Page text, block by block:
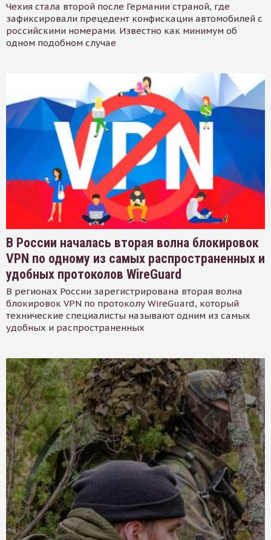
Чехия стала второй после Германии страной, где
зафиксировали прецедент конфискации автомобилей с
российскими номерами. Известно как минимум об
одном подобном случае
В России началась вторая волна блокировок
VPN по одному из самых распространенных и
удобных протоколов WireGuard
В регионах России зарегистрирована вторая волна
блокировок VPN по протоколу WireGuard, который
технические специалисты называют одним из самых
удобных и распространенных